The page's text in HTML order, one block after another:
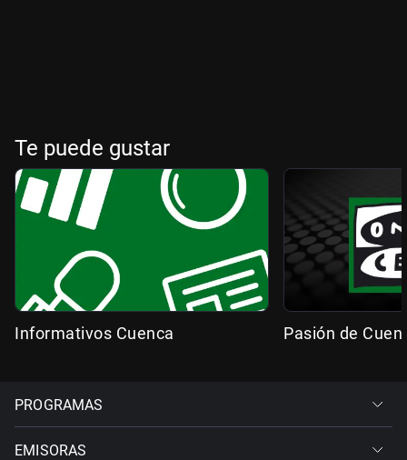
Te puede gustar
Informativos Cuenca Pasión de
PROGRAMAS
EMISORAS